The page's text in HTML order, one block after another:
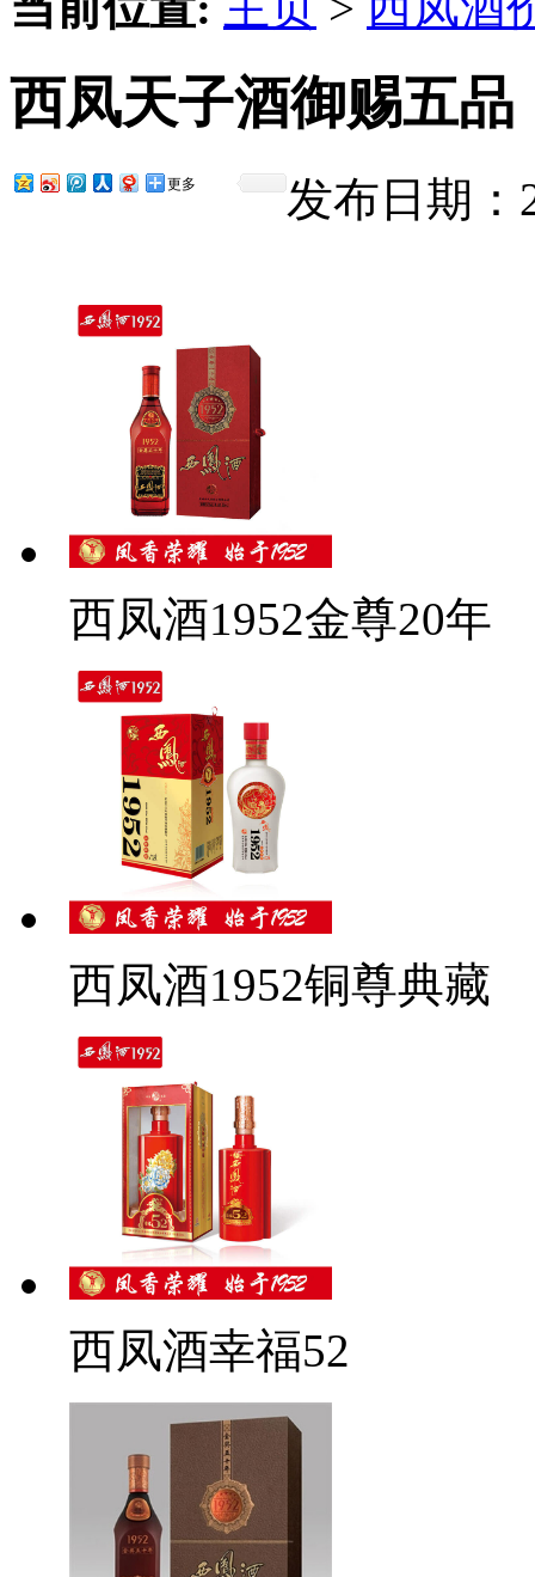
西凤天子酒御赐五品
发布日期：
更多
西凤酒1952金尊20年
西凤酒1952铜尊典藏
西凤酒幸福52